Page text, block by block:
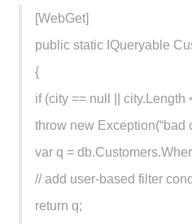
[WebGet]
public static IQueryable
{
if (city == null || city.Length
throw new Exception(“bad
var q =
// add user-based filter
return q;